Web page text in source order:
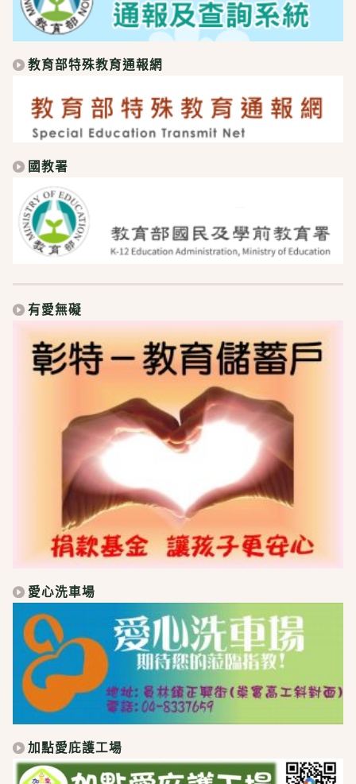
教育部特殊教育通報網
國教署
有愛無礙
愛心洗車場
加點愛庇護工場